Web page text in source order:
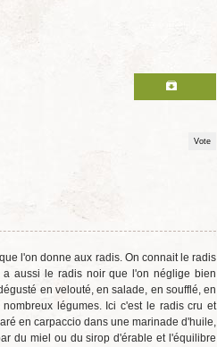
l'on donne aux radis. On connait le radis
aussi le radis noir que l'on néglige bien
en velouté, en salade, en soufflé, en
légumes. Ici c'est le radis cru et
en carpaccio dans une marinade d'huile,
du miel ou du sirop d'érable et l'équilibre